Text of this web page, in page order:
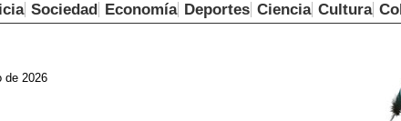
Sociedad Economía Deportes Ciencia Cultura
de 2026